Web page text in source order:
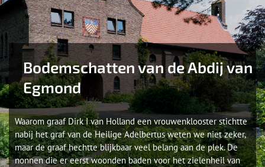
Bodemschatten van de Abdij van
Egmond
Waarom graaf Dirk I van Holland een vrouwenklooster stichtte
nabij het graf van de Heilige Adelbertus weten we niet zeker,
maar de graaf hechtte blijkbaar veel belang aan de plek. De
nonnen die er eerst woonden baden voor het zielenheil van